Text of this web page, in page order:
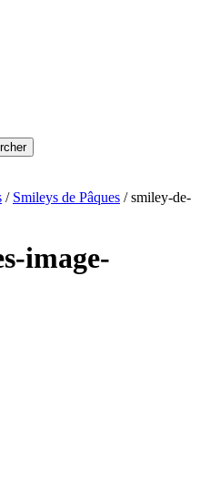
/ Smileys de Pâques / smiley-de-
image-